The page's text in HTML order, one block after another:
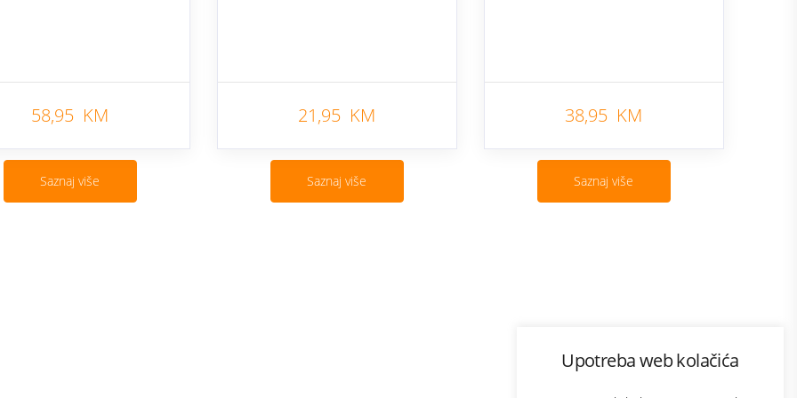
Upotreba web kolačića
58,95 KM
Saznaj više
21,95 KM
Saznaj više
38,95 KM
Saznaj više
Bonus plus